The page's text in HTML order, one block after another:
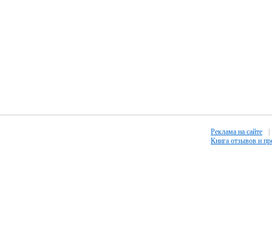
Реклама на сайте
Книга отзывов и